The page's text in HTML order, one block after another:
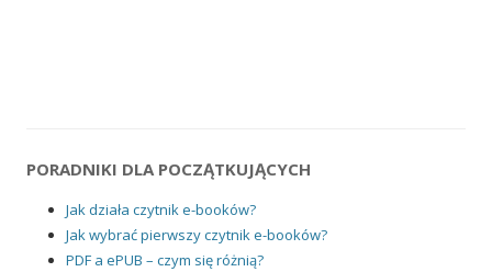
PORADNIKI DLA POCZĄTKUJĄCYCH
Jak działa czytnik e-booków?
Jak wybrać pierwszy czytnik e-booków?
PDF a ePUB – czym się różnią?